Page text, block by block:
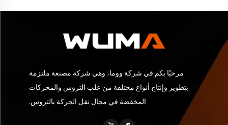
مرحبًا بكم في شركة ووما، وهي شركة مصنعة ملتزمة
بتطوير وإنتاج أنواع مختلفة من علب التروس والمحركات
المخفضة في مجال نقل الحركة بالتروس.